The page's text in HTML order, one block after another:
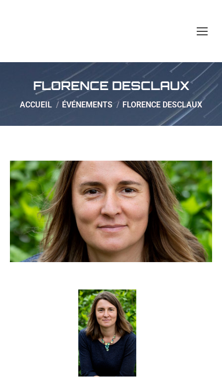
FLORENCE DESCLAUX
Vous êtes ici :
ACCUEIL ÉVÉNEMENTS FLORENCE DESCLAUX